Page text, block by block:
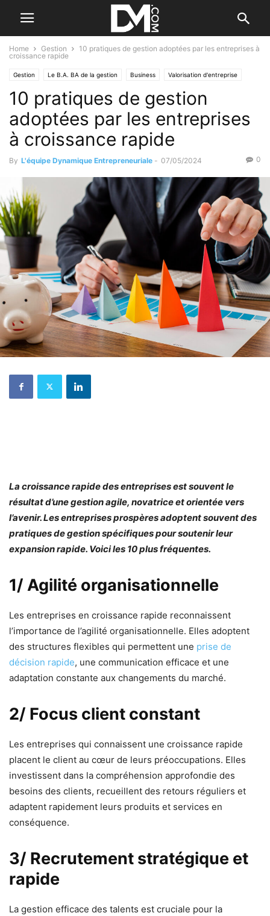
Home Gestion
10 pratiques de gestion adoptées par les entreprises à
croissance rapide
Gestion Le B.A. BA de la gestion Business Valorisation d'entreprise
Reprendre/Céder Vérifier l'entreprise
10 pratiques de gestion
adoptées par les entreprises
à croissance rapide
By L'équipe Dynamique Entrepreneuriale - 07/05/2024 0
La croissance rapide des entreprises est souvent le
résultat d’une gestion agile, novatrice et orientée vers
l’avenir. Les entreprises prospères adoptent souvent des
pratiques de gestion spécifiques pour soutenir leur
expansion rapide. Voici les 10 plus fréquentes.
1/ Agilité organisationnelle
Les entreprises en croissance rapide reconnaissent
l’importance de l’agilité organisationnelle. Elles adoptent
des structures flexibles qui permettent une prise de
décision rapide, une communication efficace et une
adaptation constante aux changements du marché.
2/ Focus client constant
Les entreprises qui connaissent une croissance rapide
placent le client au cœur de leurs préoccupations. Elles
investissent dans la compréhension approfondie des
besoins des clients, recueillent des retours réguliers et
adaptent rapidement leurs produits et services en
conséquence.
3/ Recrutement stratégique et
rapide
La gestion efficace des talents est cruciale pour la